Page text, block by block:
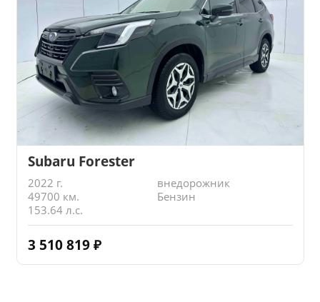
Subaru Forester
2022 г.
внедорожник
49700 км.
Бензин
153.64 л.с.
3 510 819 ₽